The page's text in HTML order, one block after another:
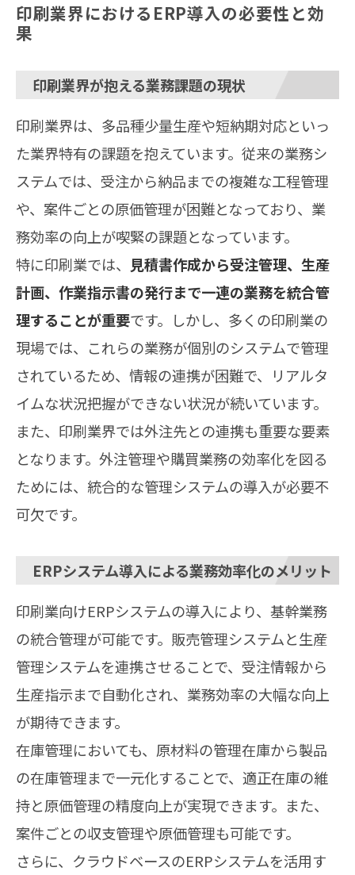
印刷業界におけるERP導入の必要性と効
果
印刷業界が抱える業務課題の現状
印刷業界は、多品種少量生産や短納期対応といっ
た業界特有の課題を抱えています。従来の業務シ
ステムでは、受注から納品までの複雑な工程管理
や、案件ごとの原価管理が困難となっており、業
務効率の向上が喫緊の課題となっています。
特に印刷業では、 見積書作成から受注管理、生産
計画、作業指示書の発行まで一連の業務を統合管
理することが重要です。しかし、多くの印刷業の
現場では、これらの業務が個別のシステムで管理
されているため、情報の連携が困難で、リアルタ
イムな状況把握ができない状況が続いています。
また、印刷業界では外注先との連携も重要な要素
となります。外注管理や購買業務の効率化を図る
ためには、統合的な管理システムの導入が必要不
可欠です。
ERPシステム導入による業務効率化のメリット
印刷業向けERPシステムの導入により、基幹業務
の統合管理が可能です。販売管理システムと生産
管理システムを連携させることで、受注情報から
生産指示まで自動化され、業務効率の大幅な向上
が期待できます。
在庫管理においても、原材料の管理在庫から製品
の在庫管理まで一元化することで、適正在庫の維
持と原価管理の精度向上が実現できます。また、
案件ごとの収支管理や原価管理も可能です。
さらに、クラウドベースのERPシステムを活用す